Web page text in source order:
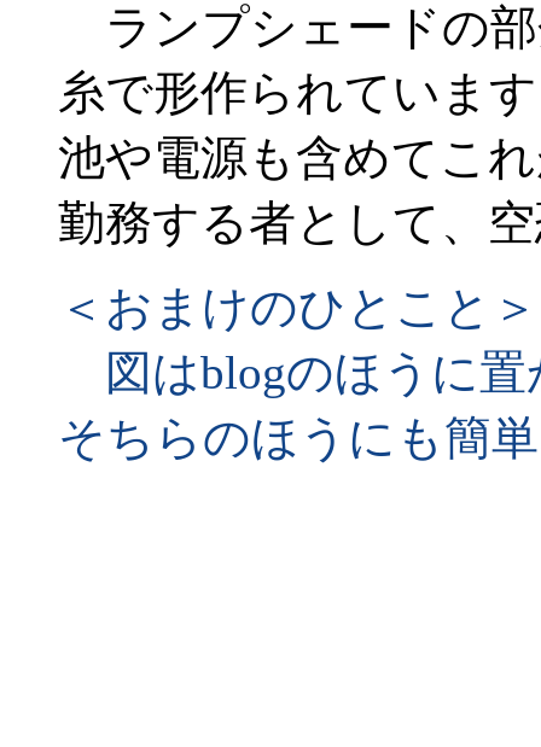
ランプシェードの
糸で形作られていま
池や電源も含めてこ
勤務する者として、
＜おまけのひとこと＞
図はblogのほうに置
そちらのほうにも簡